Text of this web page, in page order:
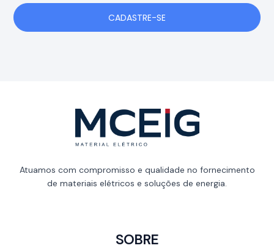
CADASTRE-SE
Atuamos com compromisso e qualidade no fornecimento
de materiais elétricos e soluções de energia.
SOBRE